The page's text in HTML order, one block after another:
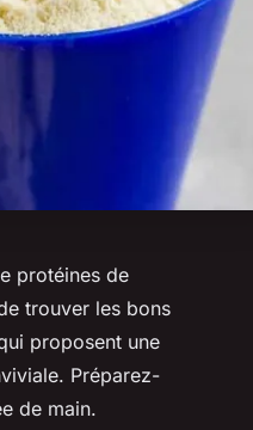
protéines de
trouver les bons
proposent une
Préparez-
de main.